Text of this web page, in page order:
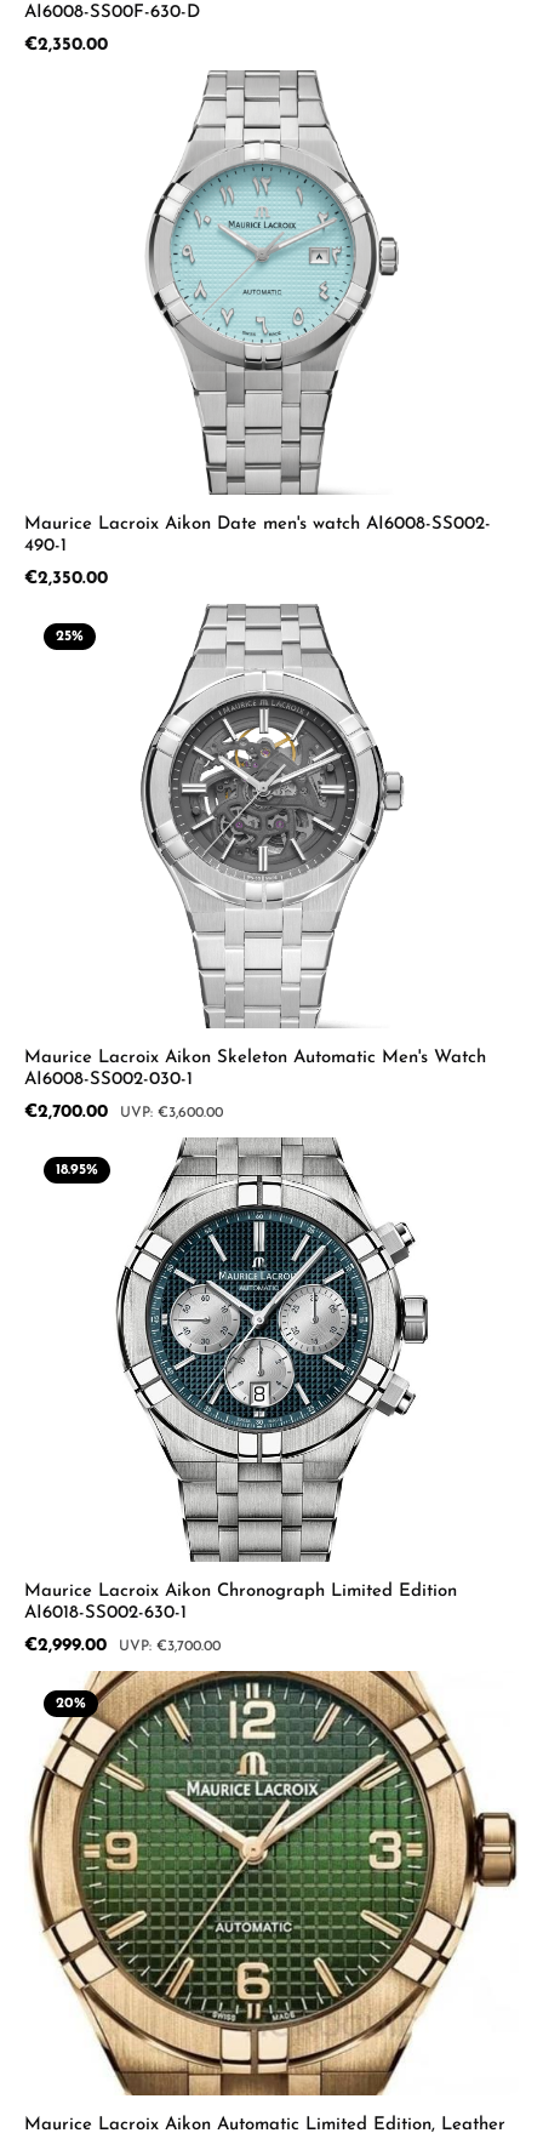
AI6008-SS00F-630-D
Regular price:
€2,350.00
Maurice Lacroix Aikon Date men's watch AI6008-SS002-
490-1
Regular price:
€2,350.00
25%
Maurice Lacroix Aikon Skeleton Automatic Men's Watch
AI6008-SS002-030-1
Sale price:
€2,700.00 Regular price:
€3,600.00
18.95%
Maurice Lacroix Aikon Chronograph Limited Edition
AI6018-SS002-630-1
Sale price:
€2,999.00 Regular price:
€3,700.00
20%
Maurice Lacroix Aikon Automatic Limited Edition, Leather